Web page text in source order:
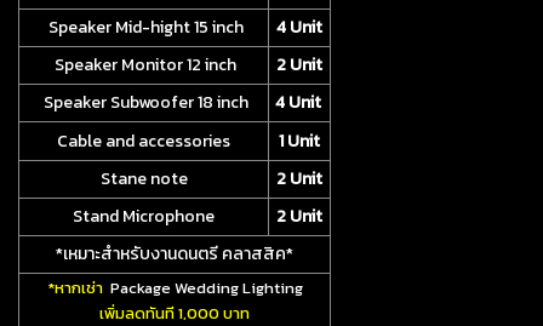
Speaker Mid-hight 15 inch
4 Unit
Speaker Monitor 12 inch
2 Unit
Speaker Subwoofer 18 inch
4 Unit
Cable and accessories
1 Unit
Stane note
2 Unit
Stand Microphone
2 Unit
*เหมาะสำหรับงานดนตรี คลาสสิค*
*หากเช่า Package Wedding Lighting
เพิ่มลดทันที 1,000 บาท